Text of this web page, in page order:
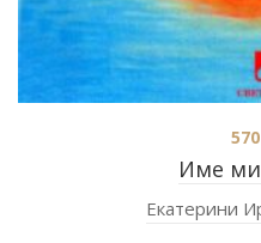
Име ми
570
Екатерини